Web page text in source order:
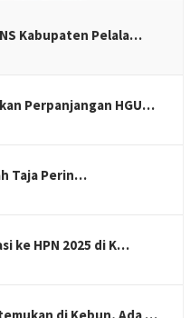
Kabupaten Pelala…
Perpanjangan HGU…
Taja Perin…
ke HPN 2025 di K…
di Kebun, Ada …